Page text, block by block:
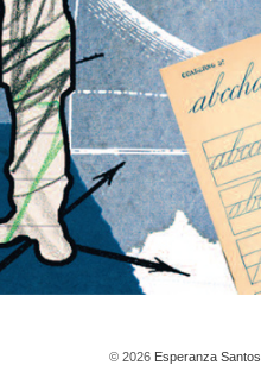
© 2026Esperanza Santos